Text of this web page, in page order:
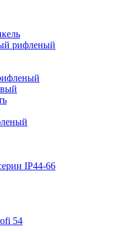
рифленый
IP44-66
54